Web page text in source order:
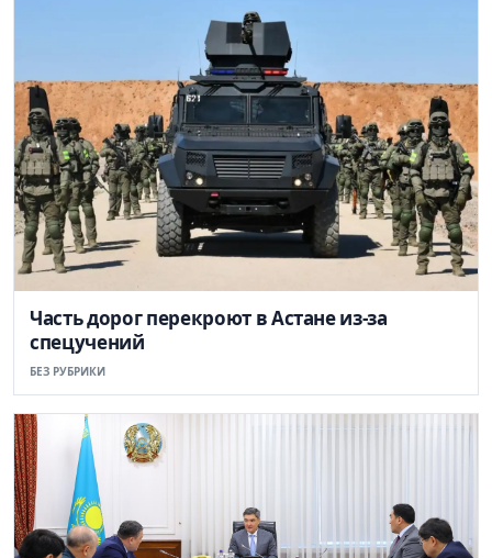
Часть дорог перекроют в Астане из-за
спецучений
БЕЗ РУБРИКИ